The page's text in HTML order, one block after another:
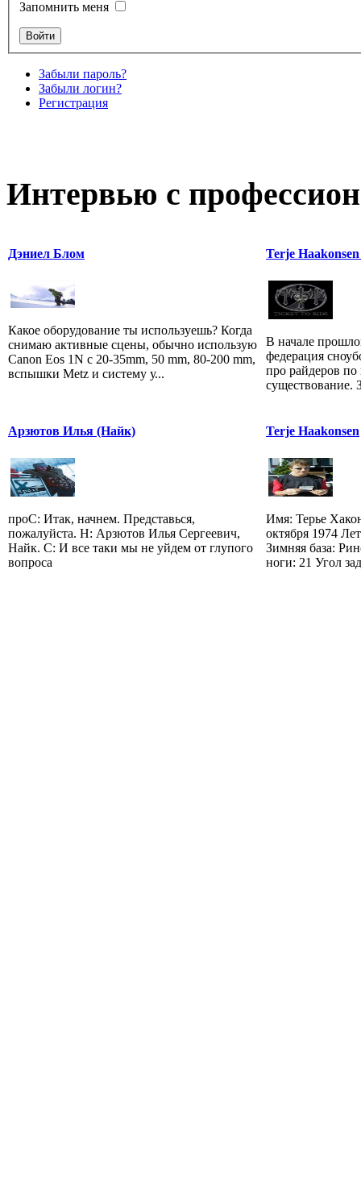
Запомнить меня
Забыли пароль?
Забыли логин?
Регистрация
Интервью с
Дэниел Блом
Какое оборудование ты используешь? Когда
снимаю активные сцены, обычно использую
Canon Eos 1N c 20-35mm, 50 mm, 80-200 mm,
вспышки Metz и систему у...
Terje
В начале
федерация
про райдеров по
существование.
Арзютов Илья (Найк)
проС: Итак, начнем. Представься,
пожалуйста. Н: Арзютов Илья Сергеевич,
Найк. С: И все таки мы не уйдем от глупого
вопроса
Terje Haakonsen
Имя: Терье
октября 1974
Зимняя база:
ноги: 21 Угол